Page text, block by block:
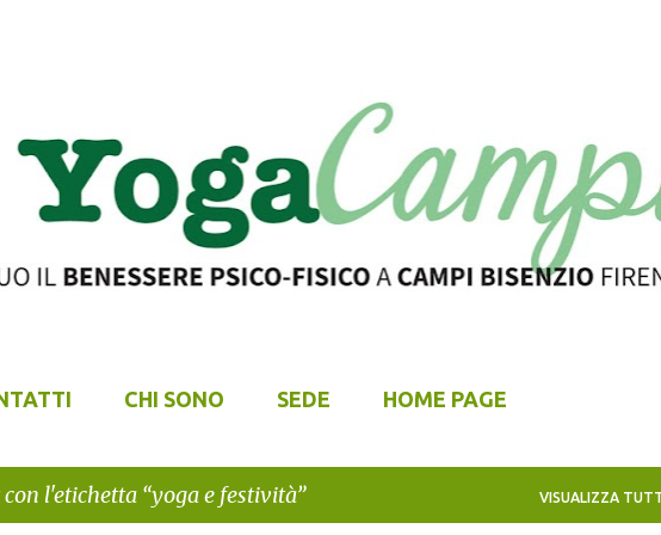
CHI SONO SEDE HOME PAGE
l'etichetta yoga e festività VISUALIZZA